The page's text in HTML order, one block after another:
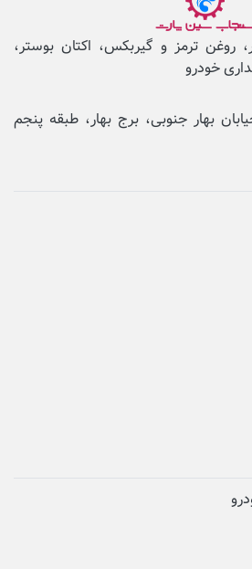
روغن ترمز و گیربکس، اکتان بوستر،
خودرو
بهار جنوبی، برج بهار، طبقه پنجم